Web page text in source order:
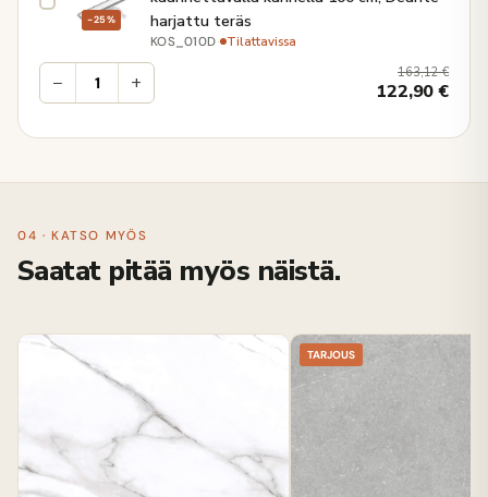
−25%
harjattu teräs
KOS_010D· Tilattavissa
− + 163,12€
122,90€
04 · KATSO MYÖS
Saatat pitää myös näistä.
TARJOUS